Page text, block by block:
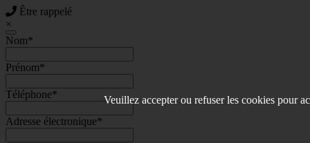
Veuillez accepter ou refuser les cookies pour
Être rappelé
×
Nom*
Prénom*
Téléphone*
Adresse électronique*